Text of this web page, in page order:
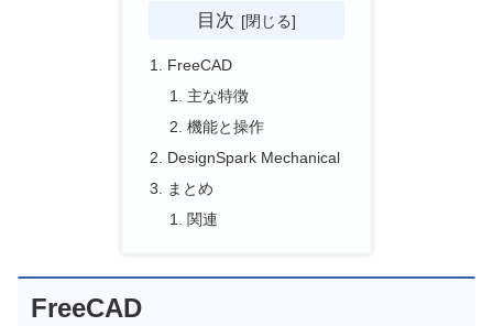
目次
FreeCAD
主な特徴
機能と操作
DesignSpark Mechanical
まとめ
関連
FreeCAD